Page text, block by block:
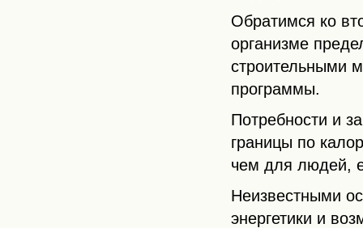
Обратимся ко
организме
строительными
программы.
Потребности и
границы по
чем для людей,
Неизвестными
энергетики и